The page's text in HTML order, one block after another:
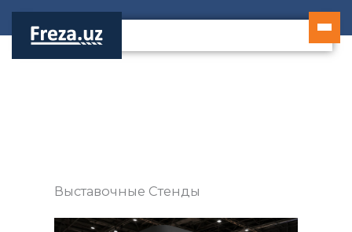
Перейти
Выставочные Стенды